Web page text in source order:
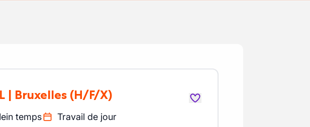
| Bruxelles (H/F/X)
temps Travail de jour